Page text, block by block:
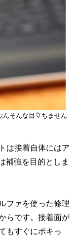
んそんな目立ちません
は接着自体にはア
補強を目的としま
ファを使った修理
らです。接着面が
もすぐにポキっ